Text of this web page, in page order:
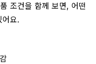
조건을 함께 보면, 어떤
요.